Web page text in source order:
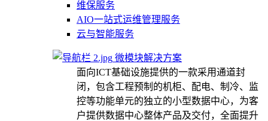
维保服务
AIO一站式运维管理服务
云与智能服务
微模块解决方案
面向ICT基础设施提供的一款采用通道封
闭，包含工程预制的机柜、配电、制冷、监
控等功能单元的独立的小型数据中心，为客
户提供数据中心整体产品及交付，全面提升